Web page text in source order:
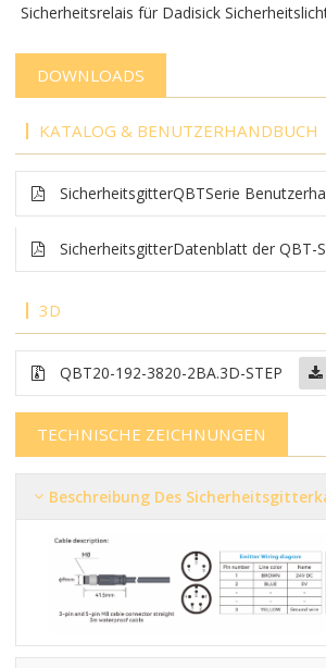
Sicherheitsrelais für Dadisick
DOWNLOADS
KATALOG & BENUTZERHANDBUCH
SicherheitsgitterQBTSerie
SicherheitsgitterDatenblatt der QBT-
3D
QBT20-192-3820-2BA.3D-STEP
TECHNISCHE ZEICHNUNGEN
Beschreibung Des